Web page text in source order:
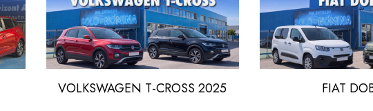
VOLKSWAGEN T-CROSS 2025 FIAT